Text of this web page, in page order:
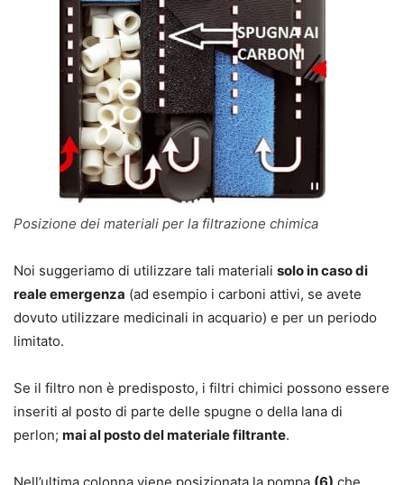
Posizione dei materiali per la filtrazione chimica
Noi suggeriamo di utilizzare tali materiali solo in caso di
reale emergenza (ad esempio i carboni attivi, se avete
dovuto utilizzare medicinali in acquario) e per un periodo
limitato.
Se il filtro non è predisposto, i filtri chimici possono essere
inseriti al posto di parte delle spugne o della lana di
perlon; mai al posto del materiale filtrante.
Nell’ultima colonna viene posizionata la pompa (6) che